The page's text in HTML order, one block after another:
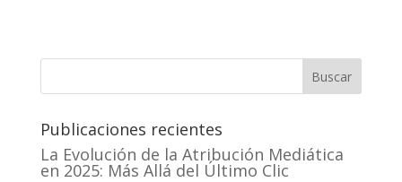
Buscar
Publicaciones recientes
La Evolución de la Atribución Mediática
en 2025: Más Allá del Último Clic